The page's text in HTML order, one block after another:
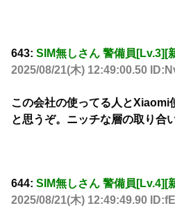
643: SIM無しさん 警備員[Lv.3][
2025/08/21(木) 12:49:00.50
この会社の使ってる人とXiaomi
と思うぞ。ニッチな層の取り合い
644: SIM無しさん 警備員[Lv.4][
2025/08/21(木) 12:49:49.90